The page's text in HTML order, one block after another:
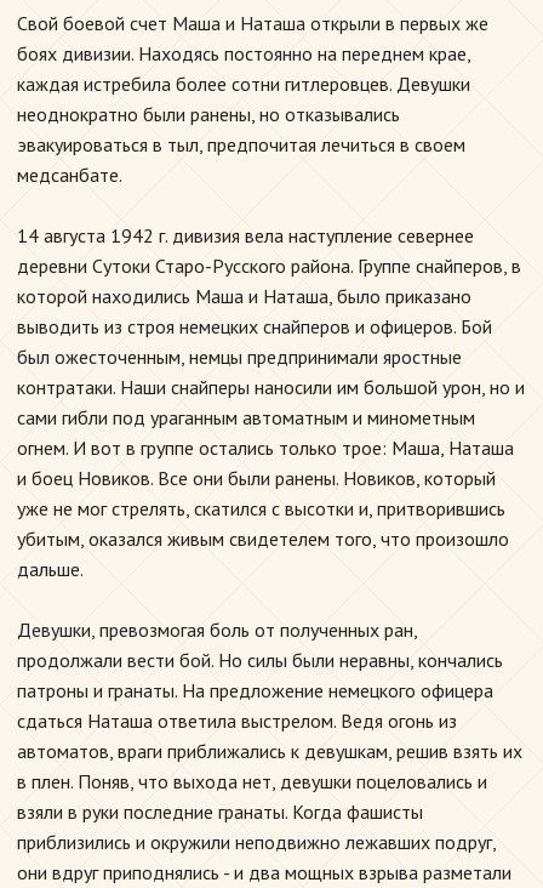
Свой боевой счет Маша и Наташа открыли в первых же
боях дивизии. Находясь постоянно на переднем крае,
каждая истребила более сотни гитлеровцев. Девушки
неоднократно были ранены, но отказывались
эвакуироваться в тыл, предпочитая лечиться в своем
медсанбате.
14 августа 1942 г. дивизия вела наступление севернее
деревни Сутоки Старо-Русского района. Группе снайперов, в
которой находились Маша и Наташа, было приказано
выводить из строя немецких снайперов и офицеров. Бой
был ожесточенным, немцы предпринимали яростные
контратаки. Наши снайперы наносили им большой урон, но и
сами гибли под ураганным автоматным и минометным
огнем. И вот в группе остались только трое: Маша, Наташа
и боец Новиков. Все они были ранены. Новиков, который
уже не мог стрелять, скатился с высотки и, притворившись
убитым, оказался живым свидетелем того, что произошло
дальше.
Девушки, превозмогая боль от полученных ран,
продолжали вести бой. Но силы были неравны, кончались
патроны и гранаты. На предложение немецкого офицера
сдаться Наташа ответила выстрелом. Ведя огонь из
автоматов, враги приближались к девушкам, решив взять их
в плен. Поняв, что выхода нет, девушки поцеловались и
взяли в руки последние гранаты. Когда фашисты
приблизились и окружили неподвижно лежавших подруг,
они вдруг приподнялись - и два мощных взрыва разметали